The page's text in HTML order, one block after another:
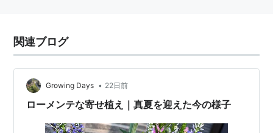
関連ブログ
Growing Days • 22日前
ローメンテな寄せ植え｜真夏を迎えた今の様子